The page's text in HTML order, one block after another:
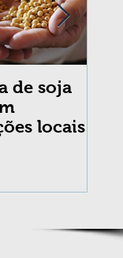
de soja
locais